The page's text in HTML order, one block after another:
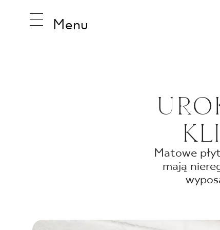
Menu
Matowe
mają